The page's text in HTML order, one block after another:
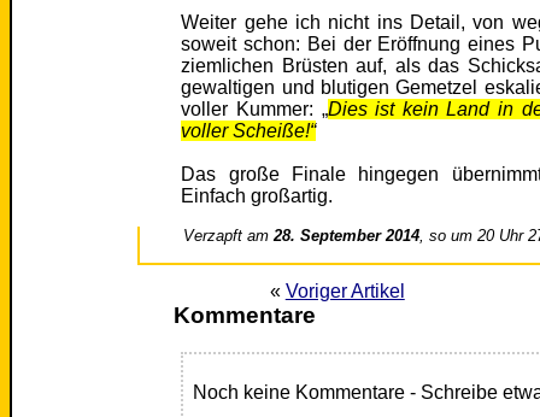
Weiter gehe ich nicht ins Detail, von
soweit schon: Bei der Eröffnung eines
ziemlichen Brüsten auf, als das
gewaltigen und blutigen Gemetzel
voller Kummer: „Dies ist kein Land in
voller Scheiße!“
Das große Finale hingegen
Einfach großartig.
Verzapft am28. September 2014, so um 20 Uhr
« Voriger Artikel
Kommentare
Noch keine Kommentare - Schreibe